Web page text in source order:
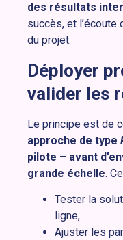
des résultats
succès, et l’écoute
du projet.
Déployer
valider les
Le principe est de
approche de type
pilote – avant
grande échelle.
Tester la
ligne,
Ajuster les